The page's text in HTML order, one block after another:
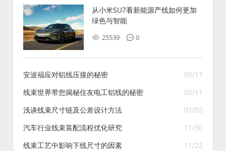
从小米SU7看新能源产线如何更加
绿色与智能
25539 0
05/17
安波福应对铝线压接的秘密
05/11
线束世界带您揭秘住友电工铝线的秘密
01/03
浅谈线束尺寸链及公差设计方法
11/30
汽车行业线束装配流程优化研究
11/22
线束工艺中影响下线尺寸的因素